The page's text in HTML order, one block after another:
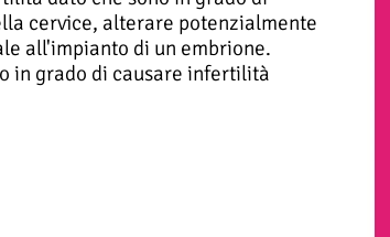
cervice, alterare potenzialmente
all'impianto di un embrione.
in grado di causare infertilità